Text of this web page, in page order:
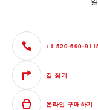
+1 520-690-
길 찾기
온라인 구매하기